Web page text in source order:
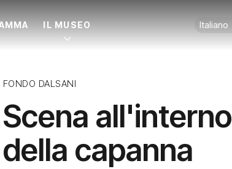
IL MUSEO
FONDO DALSANI
Scena all'interno
della capanna